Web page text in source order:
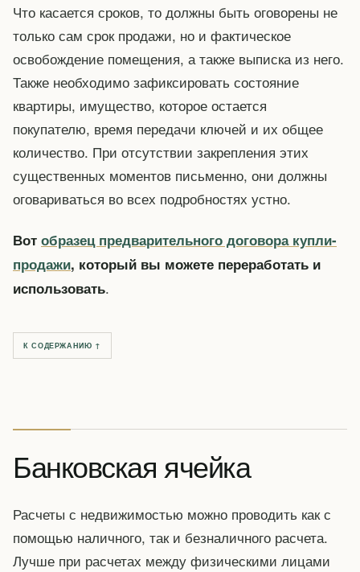
Что касается сроков, то должны быть оговорены не
только сам срок продажи, но и фактическое
освобождение помещения, а также выписка из него.
Также необходимо зафиксировать состояние
квартиры, имущество, которое остается
покупателю, время передачи ключей и их общее
количество. При отсутствии закрепления этих
существенных моментов письменно, они должны
оговариваться во всех подробностях устно.
Вот образец предварительного договора купли-
продажи, который вы можете переработать и
использовать.
К СОДЕРЖАНИЮ ↑
Банковская ячейка
Расчеты с недвижимостью можно проводить как с
помощью наличного, так и безналичного расчета.
Лучше при расчетах между физическими лицами